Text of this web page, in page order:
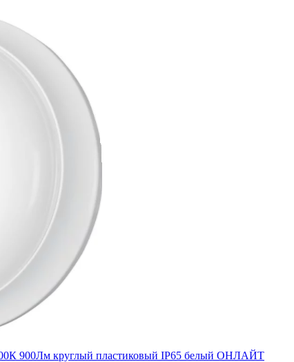
900Лм круглый пластиковый IP65 белый ОНЛАЙТ